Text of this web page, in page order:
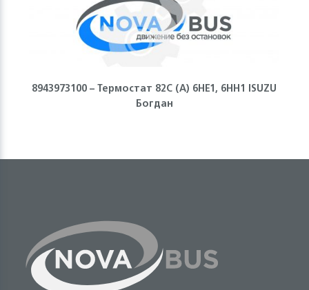
8943973100 – Термостат 82С (А) 6НЕ1, 6НН1 ISUZU
Богдан